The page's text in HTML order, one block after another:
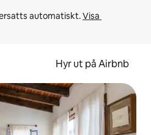
automatiskt. Visa
Hyr ut på Airbnb